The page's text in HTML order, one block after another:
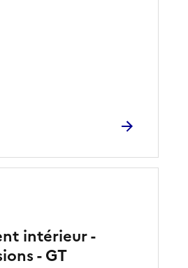
intérieur -
- GT